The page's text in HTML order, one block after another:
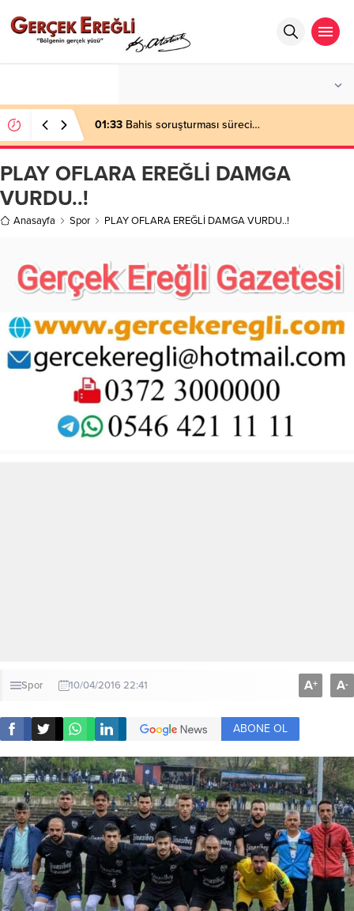
01:33 Bahis soruşturması süreci…
PLAY OFLARA EREĞLİ DAMGA
VURDU..!
Anasayfa Spor PLAY OFLARA EREĞLİ DAMGA VURDU..!
Spor 10/04/2016 22:41 A+ A-
ABONE OL